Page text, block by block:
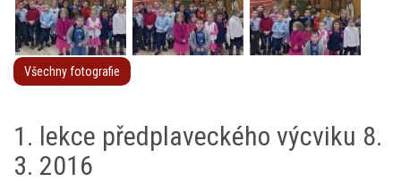
Všechny fotografie
1. lekce předplaveckého výcviku 8.
3. 2016